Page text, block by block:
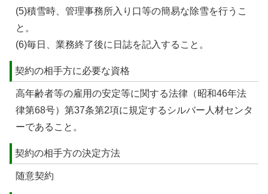
(5)積雪時、管理事務所入り口等の簡易な除雪を行うこ
と。
(6)毎日、業務終了後に日誌を記入すること。
契約の相手方に必要な資格
高年齢者等の雇用の安定等に関する法律（昭和46年法
律第68号）第37条第2項に規定するシルバー人材センタ
ーであること。
契約の相手方の決定方法
随意契約